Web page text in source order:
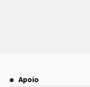
Apoio